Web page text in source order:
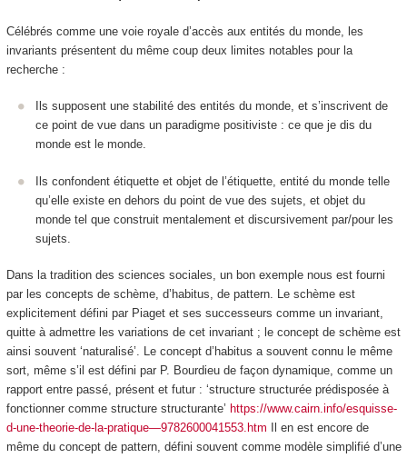
Célébrés comme une voie royaled’accès aux entités du monde, les
invariants présentent du même coup deux limites notables pour la
recherche :
Ils supposent une stabilité des entités du monde, et s’inscrivent de
ce point de vue dans un paradigme positiviste : ce que je dis du
monde est le monde.
Ils confondent étiquette et objet de l’étiquette, entité du monde telle
qu’elle existe en dehors du point de vue des sujets, et objet du
monde tel que construit mentalement et discursivement par/pour les
sujets.
Dans la tradition des sciences sociales, un bon exemple nous est fourni
par les concepts de schème, d’habitus, de pattern. Le schème est
explicitement défini par Piaget et ses successeurs comme un invariant,
quitte à admettre les variations de cet invariant; le concept de schème est
ainsi souvent ‘naturalisé’. Le concept d’habitus a souvent connu le même
sort, même s’il est défini par P. Bourdieu de façon dynamique, comme un
rapport entre passé, présent et futur : ‘structure structurée prédisposée à
fonctionner comme structure structurante’ https://www.cairn.info/esquisse-
d-une-theorie-de-la-pratique—9782600041553.htm Il en est encore de
même du concept de pattern, défini souvent comme modèle simplifié d’une